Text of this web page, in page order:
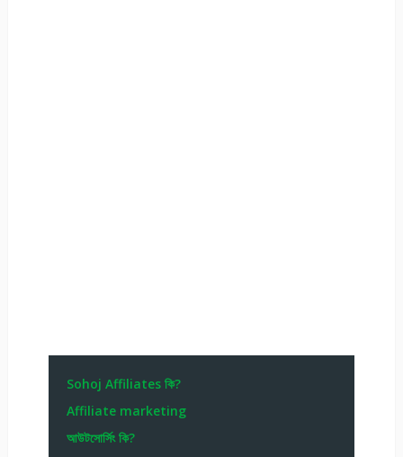
Sohoj Affiliates কি?
Affiliate marketing
আউটসোর্সিং কি?